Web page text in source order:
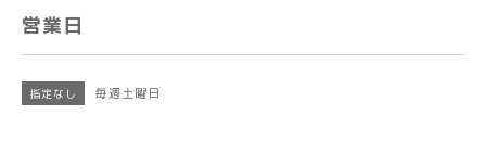
営業日
指定なし 毎週土曜日